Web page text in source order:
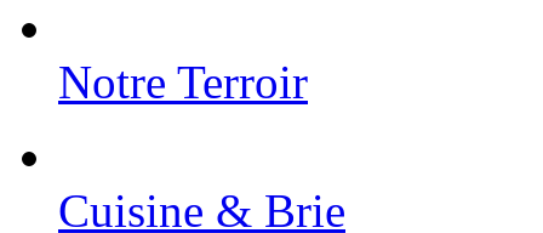
Notre Terroir
Cuisine & Brie